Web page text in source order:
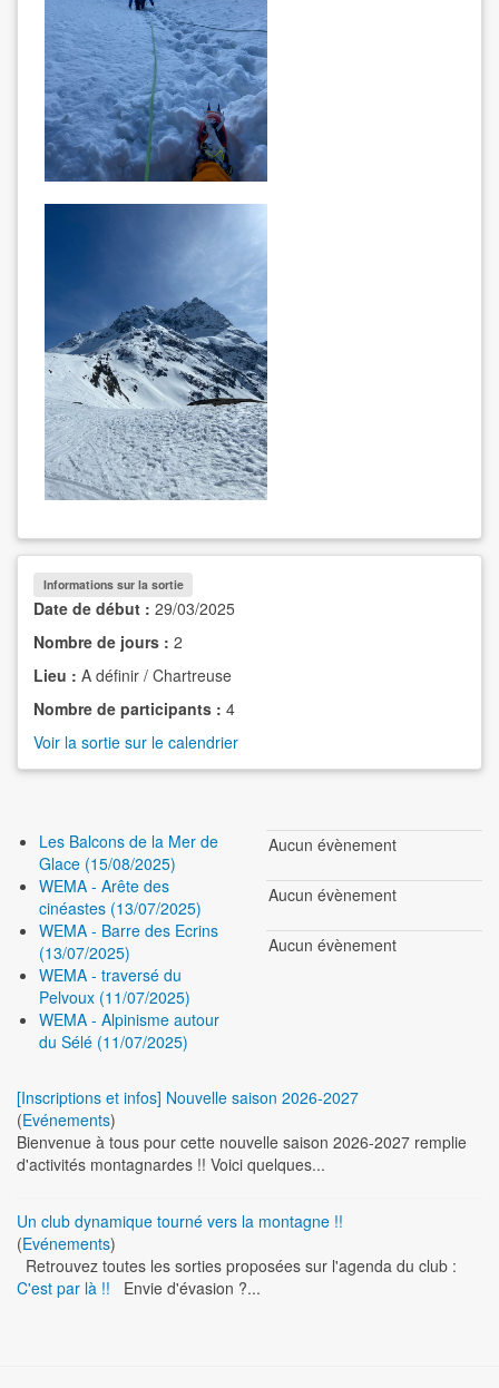
Informations sur la sortie
Date de début : 29/03/2025
Nombre de jours : 2
Lieu : A définir / Chartreuse
Nombre de participants : 4
Voir la sortie sur le calendrier
Les Balcons de la Mer de
Glace (15/08/2025)
WEMA - Arête des
cinéastes (13/07/2025)
WEMA - Barre des Ecrins
(13/07/2025)
WEMA - traversé du
Pelvoux (11/07/2025)
WEMA - Alpinisme autour
du Sélé (11/07/2025)
Aucun évènement
Aucun évènement
Aucun évènement
[Inscriptions et infos] Nouvelle saison 2026-2027
(Evénements)
Bienvenue à tous pour cette nouvelle saison 2026-2027 remplie
d'activités montagnardes !! Voici quelques...
Un club dynamique tourné vers la montagne !!
(Evénements)
Retrouvez toutes les sorties proposées sur l'agenda du club :
C'est par là !! Envie d'évasion ?...